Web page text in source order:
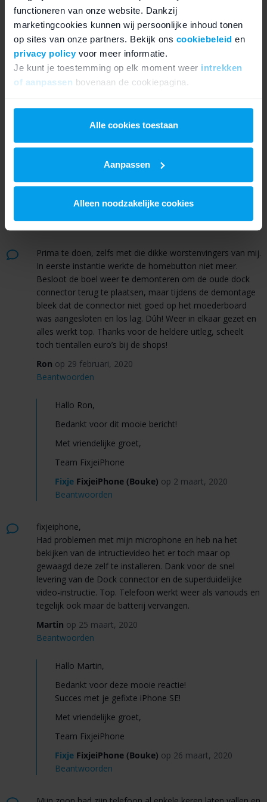
functioneren van onze website. Dankzij
marketingcookies kunnen wij persoonlijke inhoud tonen
op sites van onze partners. Bekijk ons cookiebeleid en
privacy policyvoor meer informatie.
Je kunt je toestemming op elk moment weer intrekken
of aanpassen bovenaan de cookiepagina.
We werken samen met21 derdendie uw gegevens
kunnen ontvangen en verwerken.
Alle cookies toestaan
Aanpassen
Alleen noodzakelijke cookies
hem aan de schermkant nog een beetje aangedrukt. Zijn
er nog andere dingen die ik zou kunnen proberen?
Daan op 7 december, 2019
Beantwoorden
Hallo Daan,
We raden zeker aan om de home button opnieuw te
monteren op de dock connector.
connector of home button moet vervangen.
Met vriendelijke groet,
Team FixjeiPhone
FixjeFixjeiPhone (Bouke) op 9 december, 2019
Beantwoorden
Prima te doen, zelfs met die dikke worstenvingers van mij.
In eerste instantie werkte de homebutton niet meer.
Besloot de boel weer te demonteren om de oude dock
connector terug te plaatsen, maar tijdens de demontage
bleek dat de connector niet goed op het moederboard
was aangesloten en los lag. Dûh! Weer in elkaar gezet en
alles werkt top. Thanks voor de heldere uitleg, scheelt
toch tientallen euro’s bij de shops!
Ron op 29 februari, 2020
Beantwoorden
Hallo Ron,
Bedankt voor dit mooie bericht!
Met vriendelijke groet,
Team FixjeiPhone
FixjeFixjeiPhone (Bouke) op 2 maart, 2020
Beantwoorden
fixjeiphone,
Had problemen met mijn microphone en heb na het
bekijken van de intructievideo het er toch maar op
gewaagd deze zelf te installeren. Dank voor de snel
levering van de Dock connector en de superduidelijke
video-instructie. Top. Telefoon werkt weer als vanouds en
tegelijk ook maar de batterij vervangen.
Martin op 25 maart, 2020
Beantwoorden
Hallo Martin,
Bedankt voor deze mooie reactie!
Succes met je gefixte iPhone SE!
Met vriendelijke groet,
Team FixjeiPhone
FixjeFixjeiPhone (Bouke) op 26 maart, 2020
Beantwoorden